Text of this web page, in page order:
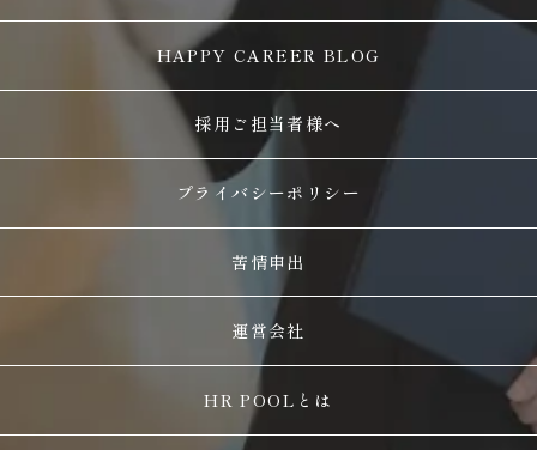
HAPPY CAREER BLOG
採用ご担当者様へ
プライバシーポリシー
苦情申出
運営会社
HR POOLとは